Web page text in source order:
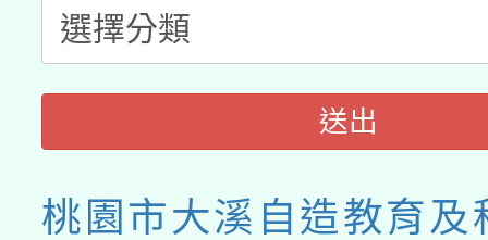
送出
桃園市大溪自造教育及